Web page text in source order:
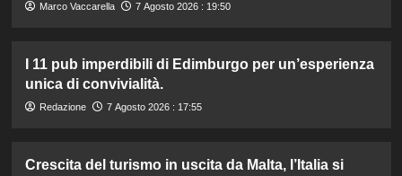
Marco Vaccarella 7 Agosto 2026 : 19:50
I 11 pub imperdibili di Edimburgo per un’esperienza
unica di convivialità.
Redazione 7 Agosto 2026 : 17:55
Crescita del turismo in uscita da Malta, l’Italia si